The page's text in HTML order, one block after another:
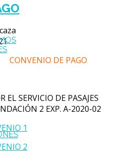
CONVENIO DE PAGO
EL SERVICIO DE PASAJES
2 EXP. A-2020-02
1
2